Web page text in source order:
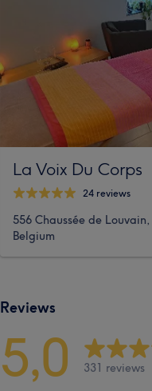
La Voix Du Corps
24 reviews
556 Chaussée de
Belgium
Reviews
5,0 331 reviews